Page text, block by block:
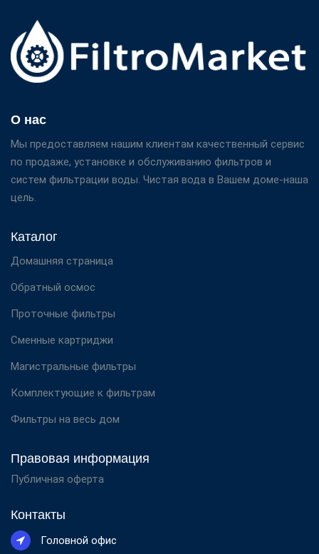
О нас
Мы предоставляем нашим клиентам качественный сервис
по продаже, установке и обслуживанию фильтров и
систем фильтрации воды. Чистая вода в Вашем доме-наша
цель.
Каталог
Домашняя страница
Обратный осмос
Проточные фильтры
Сменные картриджи
Магистральные фильтры
Комплектующие к фильтрам
Фильтры на весь дом
Правовая информация
Публичная оферта
Контакты
Головной офис